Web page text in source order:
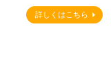
詳しくはこちら